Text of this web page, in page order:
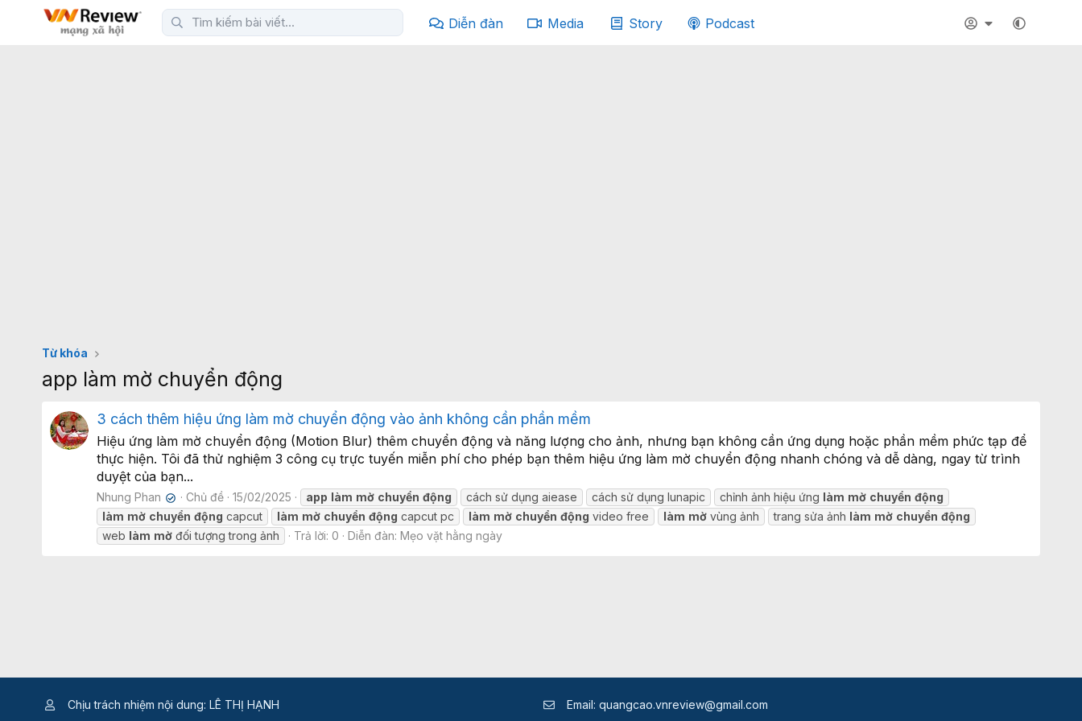
Diễn đàn Media Story Podcast
Từ khóa
app làm mờ chuyển động
3 cách thêm hiệu ứng làm mờ chuyển động vào ảnh không cần phần mềm
Hiệu ứng làm mờ chuyển động (Motion Blur) thêm chuyển động và năng lượng cho ảnh, nhưng bạn không cần ứng dụng hoặc phần mềm phức tạp để
thực hiện. Tôi đã thử nghiệm 3 công cụ trực tuyến miễn phí cho phép bạn thêm hiệu ứng làm mờ chuyển động nhanh chóng và dễ dàng, ngay từ trình
duyệt của bạn...
Nhung Phan ✔ Chủ đề 15/02/2025 app làm mờ chuyển động cách sử dụng aiease cách sử dụng lunapic chỉnh ảnh hiệu ứng làm mờ chuyển động
làm mờ chuyển động capcut làm mờ chuyển động capcut pc làm mờ chuyển động video free làm mờ vùng ảnh trang sửa ảnh làm mờ chuyển động
web làm mờ đối tượng trong ảnh Trả lời: 0 Diễn đàn: Mẹo vặt hằng ngày
Chịu trách nhiệm nội dung: LÊ THỊ HẠNH Email: quangcao.vnreview@gmail.com